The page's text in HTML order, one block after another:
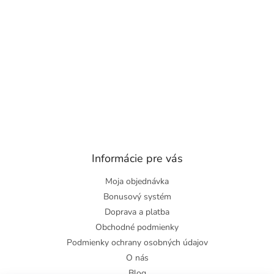
Informácie pre vás
Moja objednávka
Bonusový systém
Doprava a platba
Obchodné podmienky
Podmienky ochrany osobných údajov
O nás